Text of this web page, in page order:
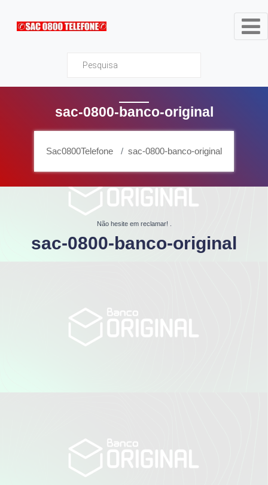
Sac0800Telefone
sac-0800-banco-original
Sac0800Telefone sac-0800-banco-original
Não hesite em reclamar!
sac-0800-banco-original